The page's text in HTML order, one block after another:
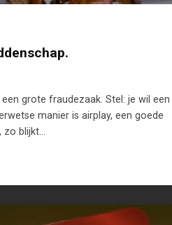
grote fraudezaak. Stel: je wil een
manier is airplay, een goede
zo blijkt…